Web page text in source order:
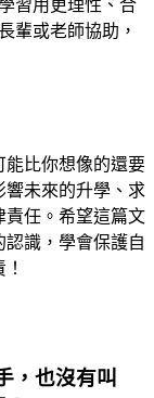
習用更理性、合
輩或老師協助，
能比你想像的還要
未來的升學、求
責任。希望這篇文
識，學會保護自
，也沒有叫